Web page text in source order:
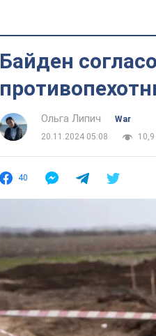
Байден
Ольга Липич
War
20.11.2024 05:08
10,9
40